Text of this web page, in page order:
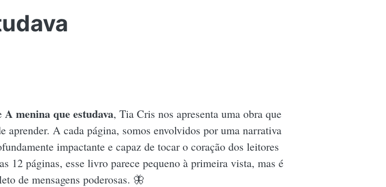
A menina que estudava, Tia Cris nos apresenta uma obra que
aprender. A cada página, somos envolvidos por uma narrativa
impactante e capaz de tocar o coração dos leitores
12 páginas, esse livro parece pequeno à primeira vista, mas é
de mensagens poderosas. 🦋